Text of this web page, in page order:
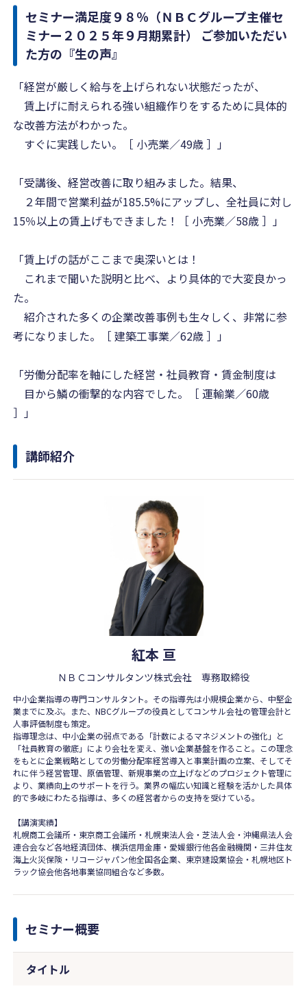
セミナー満足度９８％（ＮＢＣグループ主催セ
ミナー２０２５年９月期累計） ご参加いただい
た方の『生の声』
「経営が厳しく給与を上げられない状態だったが、
賃上げに耐えられる強い組織作りをするために具体的
な改善方法がわかった。
すぐに実践したい。［ 小売業／49歳 ］」
「受講後、経営改善に取り組みました。結果、
２年間で営業利益が185.5%にアップし、全社員に対し
15％以上の賃上げもできました！［ 小売業／58歳 ］」
「賃上げの話がここまで奥深いとは！
これまで聞いた説明と比べ、より具体的で大変良かっ
た。
紹介された多くの企業改善事例も生々しく、非常に参
考になりました。［ 建築工事業／62歳 ］」
「労働分配率を軸にした経営・社員教育・賃金制度は
目から鱗の衝撃的な内容でした。［ 運輸業／60歳
］」
講師紹介
紅本 亘
ＮＢＣコンサルタンツ株式会社 専務取締役
中小企業指導の専門コンサルタント。その指導先は小規模企業から、中堅企
業までに及ぶ。また、NBCグループの役員としてコンサル会社の管理会計と
人事評価制度も策定。
指導理念は、中小企業の弱点である「計数によるマネジメントの強化」と
「社員教育の徹底」により会社を変え、強い企業基盤を作ること。この理念
をもとに企業戦略としての労働分配率経営導入と事業計画の立案、そしてそ
れに伴う経営管理、原価管理、新規事業の立上げなどのプロジェクト管理に
より、業績向上のサポートを行う。業界の幅広い知識と経験を活かした具体
的で多岐にわたる指導は、多くの経営者からの支持を受けている。
【講演実績】
札幌商工会議所・東京商工会議所・札幌東法人会・芝法人会・沖縄県法人会
連合会など各地経済団体、横浜信用金庫・愛媛銀行他各金融機関・三井住友
海上火災保険・リコージャパン他全国各企業、東京建設業協会・札幌地区ト
ラック協会他各地事業協同組合など多数。
セミナー概要
タイトル